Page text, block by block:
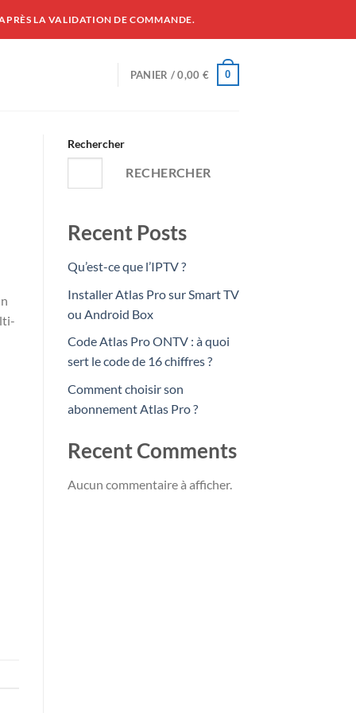
LA VALIDATION DE COMMANDE.
PANIER /0,00 € 0
Rechercher
RECHERCHER
Recent Posts
Qu’est-ce que l’IPTV ?
Installer Atlas Pro sur Smart TV
ou Android Box
Code Atlas Pro ONTV : à quoi
sert le code de 16 chiffres ?
Comment choisir son
abonnement Atlas Pro ?
Recent Comments
Aucun commentaire à afficher.